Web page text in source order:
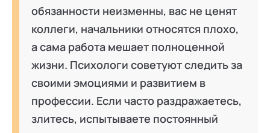
обязанности неизменны, вас не ценят
коллеги, начальники относятся плохо,
а сама работа мешает полноценной
жизни. Психологи советуют следить за
своими эмоциями и развитием в
профессии. Если часто раздражаетесь,
злитесь, испытываете постоянный